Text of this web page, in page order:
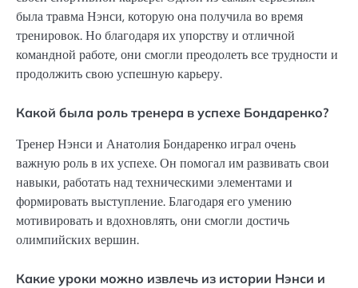
была травма Нэнси, которую она получила во время
тренировок. Но благодаря их упорству и отличной
командной работе, они смогли преодолеть все трудности и
продолжить свою успешную карьеру.
Какой была роль тренера в успехе Бондаренко?
Тренер Нэнси и Анатолия Бондаренко играл очень
важную роль в их успехе. Он помогал им развивать свои
навыки, работать над техническими элементами и
формировать выступление. Благодаря его умению
мотивировать и вдохновлять, они смогли достичь
олимпийских вершин.
Какие уроки можно извлечь из истории Нэнси и